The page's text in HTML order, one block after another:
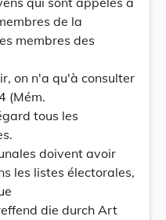
de la
membres des
on n'a qu'à consulter
(Mém.
tous les
doivent avoir
les listes électorales,
die durch Art